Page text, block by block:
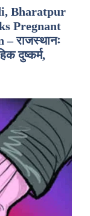
Bharatpur
Pregnant
राजस्थानः
दुष्कर्म,